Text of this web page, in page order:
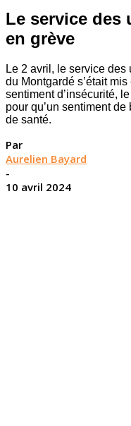
Le service des
en grève
Le 2 avril, le service
du Montgardé s’était
sentiment d’insécurité,
pour qu’un sentiment
de santé.
Par
Aurelien Bayard
-
10 avril 2024